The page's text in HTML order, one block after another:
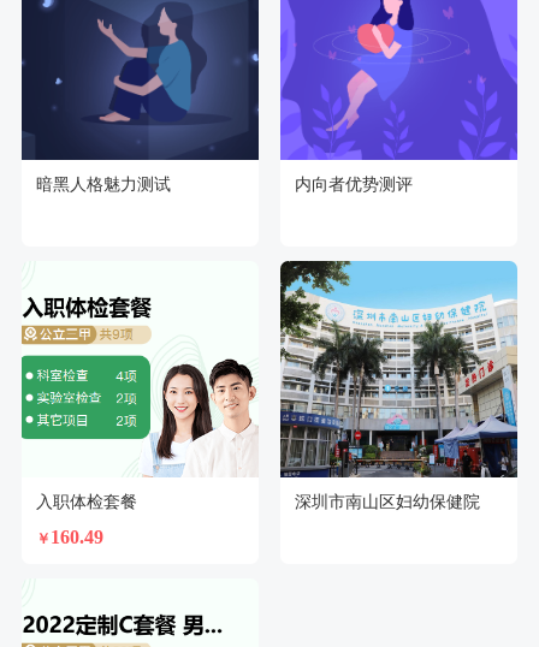
暗黑人格魅力测试 内向者优势测评
入职体检套餐
￥ 160.49
深圳市南山区妇幼保健院